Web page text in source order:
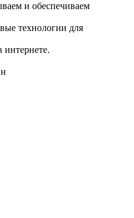
и обеспечиваем
технологии для
интернете.